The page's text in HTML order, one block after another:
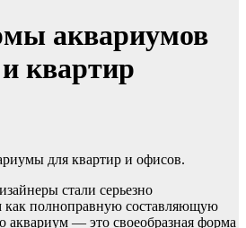
аквариумов
квартир
для квартир и офисов.
стали серьезно
как полноправную составляющую
аквариум — это своеобразная форма